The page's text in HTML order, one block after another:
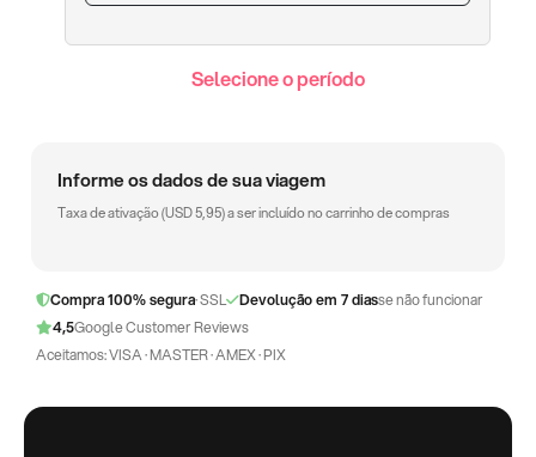
Selecione o período
Informe os dados de sua viagem
Taxa de ativação (USD5,95) a ser incluído no carrinho de compras
Compra 100% segura· SSL Devolução em 7 diasse não funcionar
4,5Google Customer Reviews
Aceitamos: VISA · MASTER · AMEX · PIX